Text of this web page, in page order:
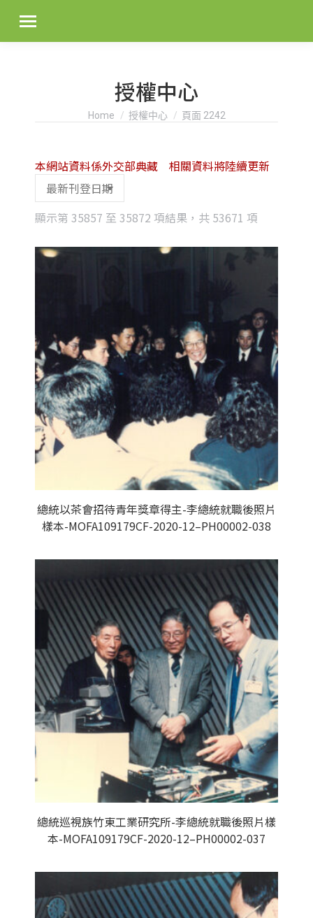
授權中心
You are here:
Home 授權中心 頁面 2242
顯示第 35857 至 35872 項結果，共 53671 項
latest
本網站資料係外交部典藏 相關資料將陸續更新
總統以茶會招待青年獎章得主-李總統就職後照片
樣本-MOFA109179CF-2020-12–PH00002-038
總統巡視族竹東工業研究所-李總統就職後照片樣
本-MOFA109179CF-2020-12–PH00002-037